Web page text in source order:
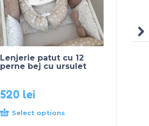
Lenjerie patut cu 12
perne bej cu ursulet
520 lei
Select options